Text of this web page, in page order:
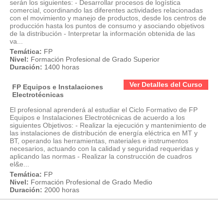
serán los siguientes: - Desarrollar procesos de logística
comercial, coordinando las diferentes actividades relacionadas
con el movimiento y manejo de productos, desde los centros de
producción hasta los puntos de consumo y asociando objetivos
de la distribución - Interpretar la información obtenida de las
va...
Temática: FP
Nivel: Formación Profesional de Grado Superior
Duración: 1400 horas
Ver Detalles del Curso
FP Equipos e Instalaciones
Electrotécnicas
El profesional aprenderá al estudiar el Ciclo Formativo de FP
Equipos e Instalaciones Electrotécnicas de acuerdo a los
siguientes Objetivos: - Realizar la ejecución y mantenimiento de
las instalaciones de distribución de energía eléctrica en MT y
BT, operando las herramientas, materiales e instrumentos
necesarios, actuando con la calidad y seguridad requeridas y
aplicando las normas - Realizar la construcción de cuadros
el&e...
Temática: FP
Nivel: Formación Profesional de Grado Medio
Duración: 2000 horas